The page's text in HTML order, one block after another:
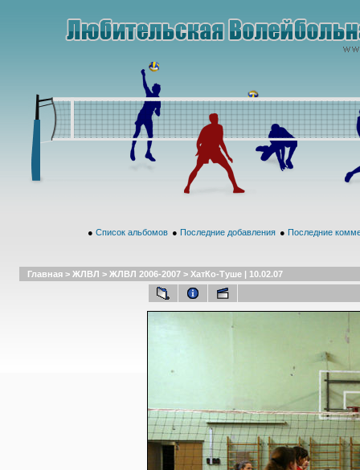
● Список альбомов ● Последние добавления ● Последние
Главная > ЖЛВЛ > ЖЛВЛ 2006-2007 > ХатКо-Туше | 10.02.07